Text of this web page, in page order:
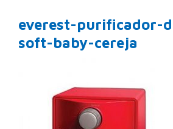
everest-purificador-
soft-baby-cereja